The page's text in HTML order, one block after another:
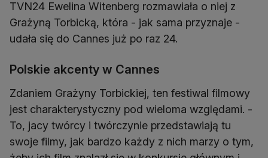
TVN24 Ewelina Witenberg rozmawiała o niej z
Grażyną Torbicką, która - jak sama przyznaje -
udała się do Cannes już po raz 24.
Polskie akcenty w Cannes
Zdaniem Grażyny Torbickiej, ten festiwal filmowy
jest charakterystyczny pod wieloma względami. -
To, jacy twórcy i twórczynie przedstawiają tu
swoje filmy, jak bardzo każdy z nich marzy o tym,